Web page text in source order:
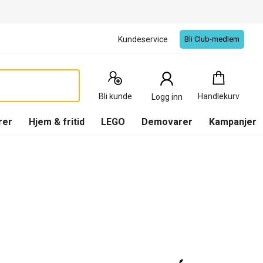
Kundeservice Bli Club-medlem
Bli kunde Logg inn Handlekurv
Handlekurv
0
Produkter
Hjem & fritid LEGO Demovarer Kampanjer